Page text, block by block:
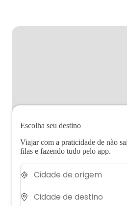
Escolha seu destino
Viajar com a praticidade de não
filas e fazendo tudo pelo app.